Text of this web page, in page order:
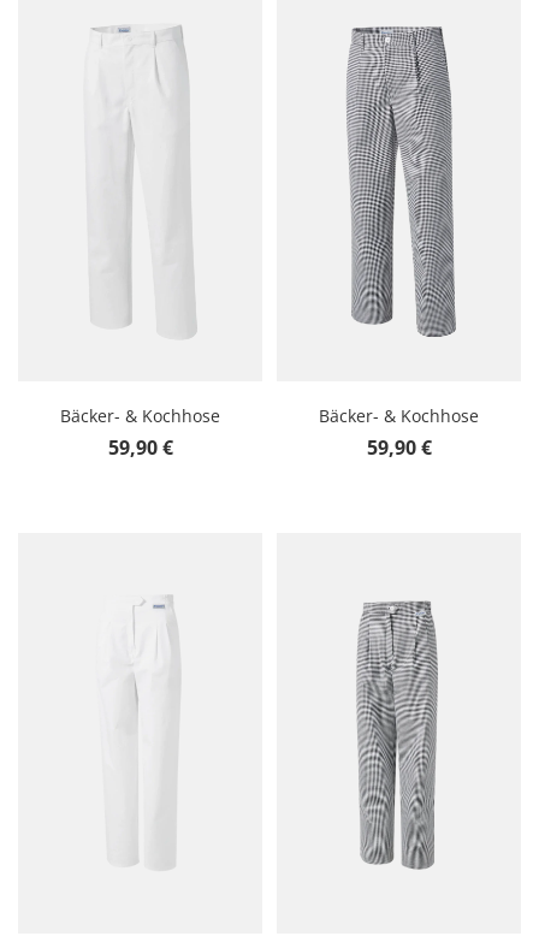
Bäcker- & Kochhose
Regulärer Preis:
59,90 €
Bäcker- & Kochhose
Regulärer Preis:
59,90 €